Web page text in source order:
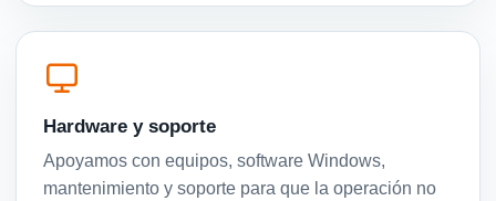
Hardware y soporte
Apoyamos con equipos, software Windows,
mantenimiento y soporte para que la operación no